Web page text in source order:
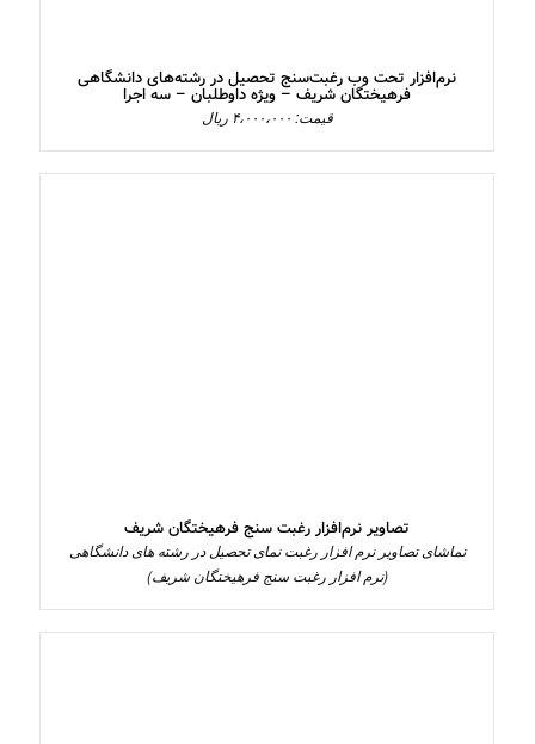
نرم‌افزار تحت وب رغبت‌سنج تحصیل در رشته‌های دانشگاهی
فرهیختگان شریف – ویژه داوطلبان – سه اجرا
قیمت: ۴،۰۰۰،۰۰۰ ریال
تصاویر نرم‌افزار رغبت‌ سنج فرهیختگان شریف
تماشای تصاویر نرم افزار رغبت نمای تحصیل در رشته های دانشگاهی
(نرم افزار رغبت سنج فرهیختگان شریف)